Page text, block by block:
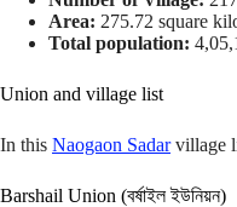
Area: 275.72 square
Total population:
Union and village list
In this Naogaon Sadarvillage
Barshail Union (বর্ষাইল ইউনিয়ন)